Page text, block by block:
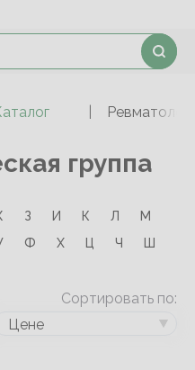
группа
З И К Л
М
Ф Х Ц Ч
Ш
Сортировать по:
Цене